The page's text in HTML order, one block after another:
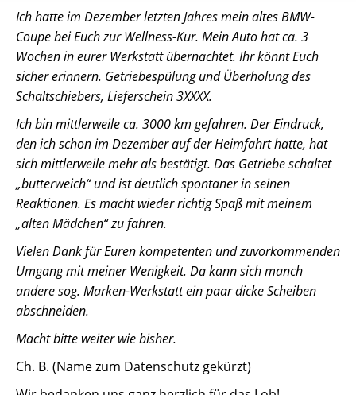
Ich hatte im Dezember letzten Jahres mein altes BMW-
Coupe bei Euch zur Wellness-Kur. Mein Auto hat ca. 3
Wochen in eurer Werkstatt übernachtet. Ihr könnt Euch
sicher erinnern. Getriebespülung und Überholung des
Schaltschiebers, Lieferschein 3XXXX.
Ich bin mittlerweile ca. 3000 km gefahren. Der Eindruck,
den ich schon im Dezember auf der Heimfahrt hatte, hat
sich mittlerweile mehr als bestätigt. Das Getriebe schaltet
„butterweich“ und ist deutlich spontaner in seinen
Reaktionen. Es macht wieder richtig Spaß mit meinem
„alten Mädchen“ zu fahren.
Vielen Dank für Euren kompetenten und zuvorkommenden
Umgang mit meiner Wenigkeit. Da kann sich manch
andere sog. Marken-Werkstatt ein paar dicke Scheiben
abschneiden.
Macht bitte weiter wie bisher.
Ch. B. (Name zum Datenschutz gekürzt)